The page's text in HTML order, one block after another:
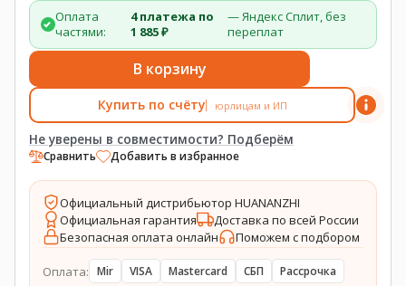
Оплата
частями:
4 платежа по
1 885 ₽
— Яндекс Сплит, без
переплат
В корзину
Купить по счёту юрлицам и ИП
Не уверены в совместимости? Подберём
Сравнить Добавить в избранное
Официальный дистрибьютор HUANANZHI
Официальная гарантия
Доставка по всей России
Безопасная оплата онлайн
Поможем с подбором
Оплата: Mir VISA Mastercard СБП Рассрочка